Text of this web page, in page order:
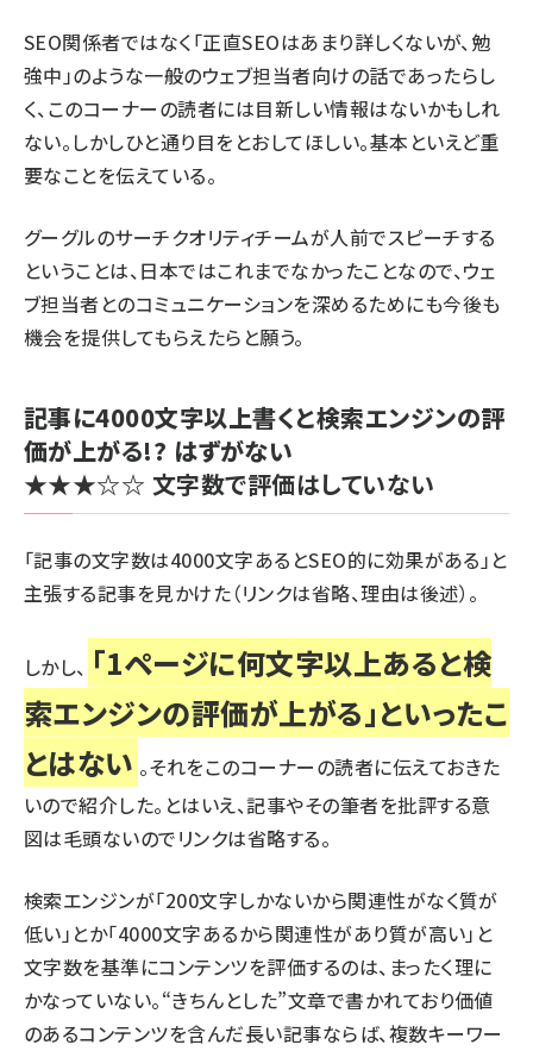
SEO関係者ではなく「正直SEOはあまり詳しくないが、勉
強中」のような一般のウェブ担当者向けの話であったらし
く、このコーナーの読者には目新しい情報はないかもしれ
ない。しかしひと通り目をとおしてほしい。基本といえど重
要なことを伝えている。
グーグルのサーチクオリティチームが人前でスピーチする
ということは、日本ではこれまでなかったことなので、ウェ
ブ担当者とのコミュニケーションを深めるためにも今後も
機会を提供してもらえたらと願う。
記事に4000文字以上書くと検索エンジンの評
価が上がる!? はずがない
★★★☆☆ 文字数で評価はしていない
「記事の文字数は4000文字あるとSEO的に効果がある」と
主張する記事を見かけた（リンクは省略、理由は後述）。
しかし、 「1ページに何文字以上あると検
索エンジンの評価が上がる」といったこ
とはない 。それをこのコーナーの読者に伝えておきた
いので紹介した。とはいえ、記事やその筆者を批評する意
図は毛頭ないのでリンクは省略する。
検索エンジンが「200文字しかないから関連性がなく質が
低い」とか「4000文字あるから関連性があり質が高い」と
文字数を基準にコンテンツを評価するのは、まったく理に
かなっていない。“きちんとした”文章で書かれており価値
のあるコンテンツを含んだ長い記事ならば、複数キーワー